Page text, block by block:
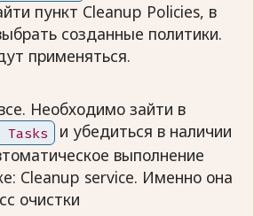
пункт Cleanup Policies, в
созданные политики.
применяться.
Необходимо зайти в
Tasks и убедиться в наличии
выполнение
Cleanup service. Именно она
очистки